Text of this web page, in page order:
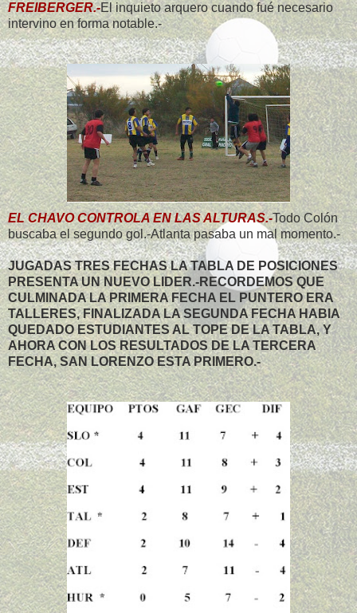
FREIBERGER.-El inquieto arquero cuando fué necesario
intervino en forma notable.-
EL CHAVO CONTROLA EN LAS ALTURAS.-Todo Colón
buscaba el segundo gol.-Atlanta pasaba un mal momento.-
JUGADAS TRES FECHAS LA TABLA DE POSICIONES
PRESENTA UN NUEVO LIDER.-RECORDEMOS QUE
CULMINADA LA PRIMERA FECHA EL PUNTERO ERA
TALLERES, FINALIZADA LA SEGUNDA FECHA HABIA
QUEDADO ESTUDIANTES AL TOPE DE LA TABLA, Y
AHORA CON LOS RESULTADOS DE LA TERCERA
FECHA, SAN LORENZO ESTA PRIMERO.-